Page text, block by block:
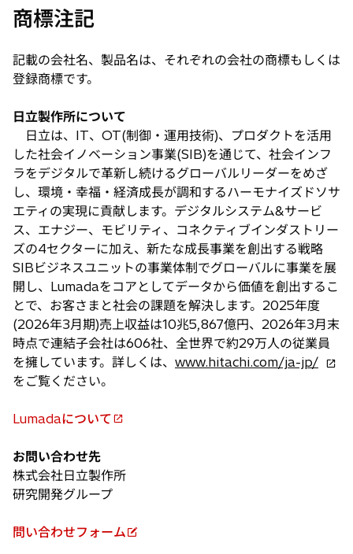
い
ブ
で
く
商標注記
記載の会社名、製品名は、それぞれの会社の商標もしくは
登録商標です。
日立製作所について
日立は、IT、OT(制御・運用技術)、プロダクトを活用
した社会イノベーション事業(SIB)を通じて、社会インフ
ラをデジタルで革新し続けるグローバルリーダーをめざ
し、環境・幸福・経済成長が調和するハーモナイズドソサ
エティの実現に貢献します。デジタルシステム&サービ
ス、エナジー、モビリティ、コネクティブインダストリー
ズの4セクターに加え、新たな成長事業を創出する戦略
SIBビジネスユニットの事業体制でグローバルに事業を展
開し、Lumadaをコアとしてデータから価値を創出するこ
とで、お客さまと社会の課題を解決します。2025年度
(2026年3月期)売上収益は10兆5,867億円、2026年3月末
時点で連結子会社は606社、全世界で約29万人の従業員
を擁しています。詳しくは、 www.hitachi.com/ja-jp/新
をご覧ください。
Lumadaについて
新
い
タ
ブ
開
お問い合わせ先
株式会社日立製作所
研究開発グループ
問い合わせフォーム
新